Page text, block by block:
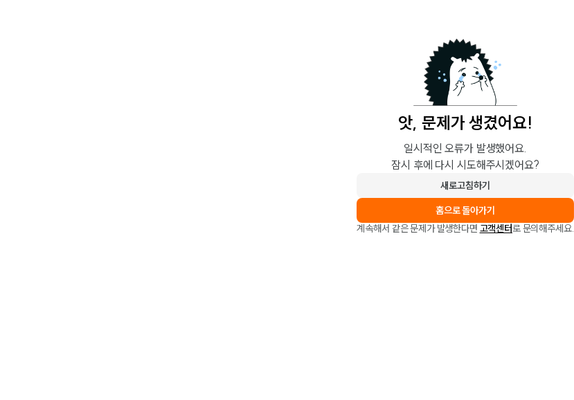
앗, 문제가 생겼어요!
일시적인 오류가 발생했어요.
잠시 후에 다시 시도해주시겠어요?
새로고침하기
홈으로 돌아가기
계속해서 같은 문제가 발생한다면 고객센터로 문의해주세요.